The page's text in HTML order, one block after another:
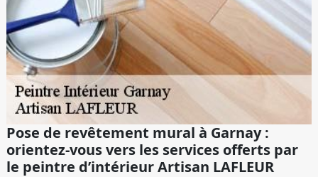
Pose de revêtement mural à Garnay :
orientez-vous vers les services offerts par
le peintre d’intérieur Artisan LAFLEUR